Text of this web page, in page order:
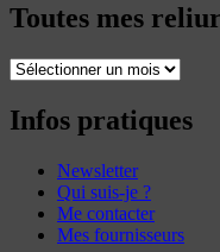
Toutes mes
Toutes
reliures
Infos pratiques
Newsletter
Qui suis-je ?
Me contacter
Mes fournisseurs